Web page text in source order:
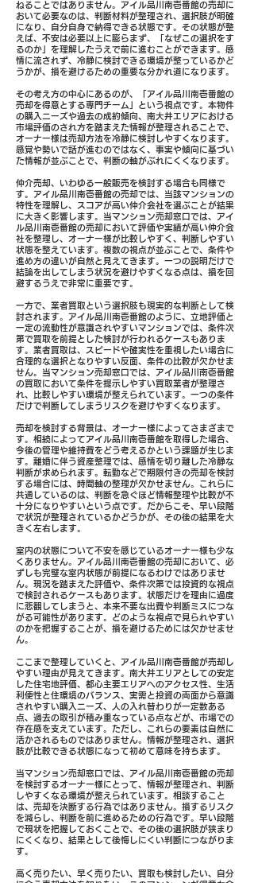
ねることではありません。アイル品川南壱番館の売却に
おいて必要なのは、判断材料が整理され、選択肢が明確
になり、自分自身で納得できる状態です。その状態が整
えば、不安は必要以上に膨らまず、「なぜこの選択をす
るのか」を理解したうえで前に進むことができます。感
情に流されず、冷静に検討できる環境が整っているかど
うかが、損を避けるための重要な分かれ道になります。
その考え方の中心にあるのが、「アイル品川南壱番館の
売却を得意とする専門チーム」という視点です。本物件
の購入ニーズや過去の成約傾向、南大井エリアにおける
市場評価のされ方を踏まえた情報が整理されることで、
オーナー様は売却方法を冷静に検討しやすくなります。
感覚や勢いで話が進むのではなく、事実や傾向に基づい
た情報が並ぶことで、判断の軸がぶれにくくなります。
仲介売却、いわゆる一般販売を検討する場合も同様で
す。アイル品川南壱番館の売却では、当該マンションの
特性を理解し、スコアが高い仲介会社を選ぶことが結果
に大きく影響します。当マンション売却窓口では、アイ
ル品川南壱番館の売却において評価や実績が高い仲介会
社を整理し、オーナー様が比較しやすく、判断しやすい
状態を整えています。複数の視点が並ぶことで、条件や
進め方の違いが自然と見えてきます。一つの説明だけで
結論を出してしまう状況を避けやすくなる点は、損を回
避するうえで非常に重要です。
一方で、業者買取という選択肢も現実的な判断として検
討されます。アイル品川南壱番館のように、立地評価と
一定の流動性が意識されやすいマンションでは、条件次
第で買取を前提とした検討が行われるケースもありま
す。業者買取は、スピードや確実性を重視したい場合に
合理的な選択となりやすい反面、条件の比較が欠かせま
せん。当マンション売却窓口では、アイル品川南壱番館
の買取において条件を提示しやすい買取業者が整理さ
れ、比較しやすい環境が整えられています。一つの条件
だけで判断してしまうリスクを避けやすくなります。
売却を検討する背景は、オーナー様によってさまざまで
す。相続によってアイル品川南壱番館を取得した場合、
今後の管理や維持費をどう考えるかという課題が生じま
す。離婚に伴う資産整理では、感情を切り離した冷静な
判断が求められます。転勤などで期限付きの売却を検討
する場合には、時間軸の整理が欠かせません。これらに
共通しているのは、判断を急ぐほど情報整理や比較が不
十分になりやすいという点です。だからこそ、早い段階
で状況が整理されているかどうかが、その後の結果を大
きく左右します。
室内の状態について不安を感じているオーナー様も少な
くありません。アイル品川南壱番館の売却において、必
ずしも完璧な室内状態が前提になるわけではありませ
ん。現況を踏まえた評価や、条件次第では投資的な視点
で検討されるケースもあります。状態だけを理由に過度
に悲観してしまうと、本来不要な出費や判断ミスにつな
がる可能性があります。どのような視点で見られやすい
のかを把握することが、損を避けるためには欠かせませ
ん。
ここまで整理していくと、アイル品川南壱番館が売却し
やすい理由が見えてきます。南大井エリアとしての安定
した住宅地評価、都心主要エリアへのアクセス性、生活
利便性と住環境のバランス、実需と投資の両面から意識
されやすい購入ニーズ、人の入れ替わりが一定数ある
点、過去の取引が積み重なっている点などが、市場での
存在感を支えています。ただし、これらの要素は自然に
活かされるものではありません。情報が整理され、選択
肢が比較できる状態になって初めて意味を持ちます。
当マンション売却窓口では、アイル品川南壱番館の売却
を検討するオーナー様にとって、情報が整理され、判断
しやすくなる環境が整えられています。相談すること
は、売却を決断する行為ではありません。損するリスク
を減らし、判断を前に進めるための行為です。早い段階
で現状を把握しておくことで、その後の選択肢が狭まり
にくくなり、結果として後悔しにくい判断につながりま
す。
高く売りたい、早く売りたい、買取も検討したい、自分